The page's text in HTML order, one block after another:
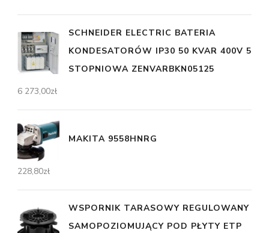
SCHNEIDER ELECTRIC BATERIA
KONDESATORÓW IP30 50 KVAR 400V 5
STOPNIOWA ZENVARBKN05125
6 273,00zł
MAKITA 9558HNRG
228,80zł
WSPORNIK TARASOWY REGULOWANY
SAMOPOZIOMUJĄCY POD PŁYTY ETP